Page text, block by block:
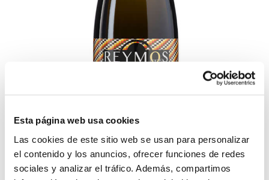
Esta página web usa cookies
Las cookies de este sitio web se usan para personalizar
el contenido y los anuncios, ofrecer funciones de redes
sociales y analizar el tráfico. Además, compartimos
Reymos V.O.
Medalla de oro,Espumosos
REYMOS V.O. TIPO Espumoso de Moscatel VARIEDADES
100% Moscatel. CATA A la vista: Color amarillo verdoso